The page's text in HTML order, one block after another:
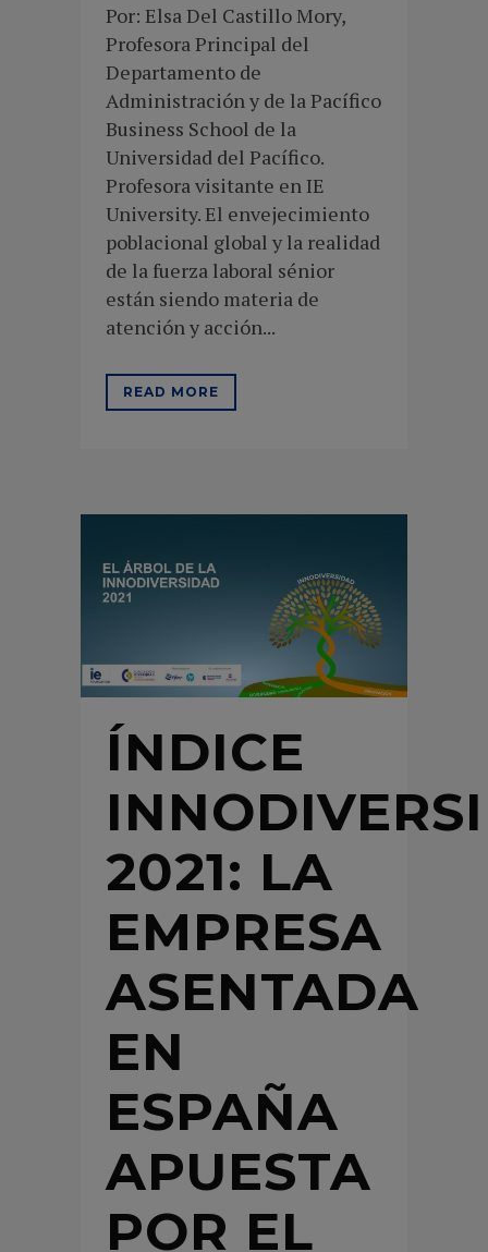
Por: Elsa Del Castillo Mory,
Profesora Principal del
Departamento de
Administración y de la Pacífico
Business School de la
Universidad del Pacífico.
Profesora visitante en IE
University. El envejecimiento
poblacional global y la realidad
de la fuerza laboral sénior
están siendo materia de
atención y acción...
READ MORE
ÍNDICE
2021: LA
EMPRESA
ASENTADA
EN
ESPAÑA
APUESTA
POR EL